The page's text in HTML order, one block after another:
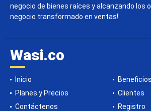
negocio de bienes raíces y alcanzando los
negocio transformado en ventas!
Wasi.co
Inicio
Beneficios
Planes y Precios
Clientes
Contáctenos
Registro